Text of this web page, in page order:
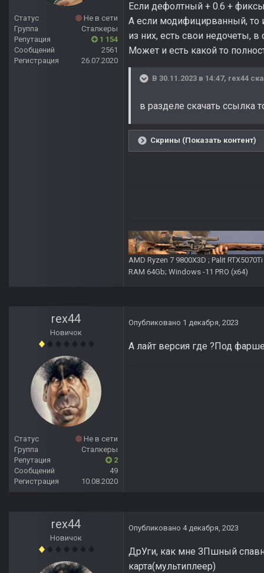
Статус
Не в сети
Группа
Сталкеры
Репутация
1 154
Сообщений
2561
Регистрация
26.07.2020
Если дефолтный + 0.6 +
А если модифицирванный, то
из них, есть свои недочеты, в
Может и есть какой то
В 30.11.2023 в 14:47, rex44
в разделе скачать ссылка
Скрины (Показать контент)
AMD Ryzen 7 9800X3D ; Palit
RAM 64Gb; Windows -11 PRO (х64)
rex44
Новичок
Статус
Не в сети
Группа
Сталкеры
Репутация
2
Сообщений
49
Регистрация
10.08.2020
Опубликовано 1 декабря, 2023
А лайт версия где ?Под
rex44
Новичок
Опубликовано 4 декабря, 2023
ДрУги, как мне ЗПшный
карта(мультиплеер)